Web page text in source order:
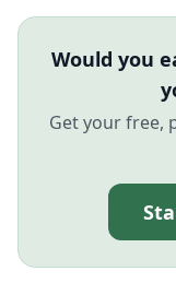
Would you
Get your free,